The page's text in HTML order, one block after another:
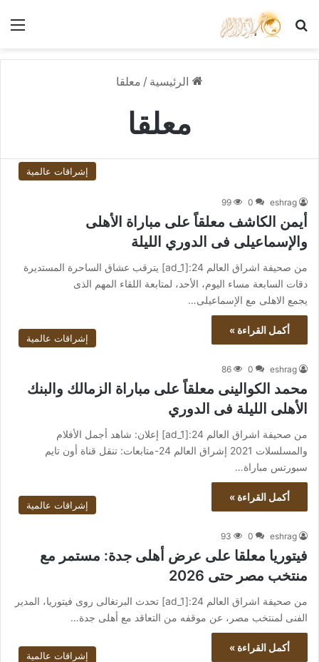
بحث عن
الرئيسية / معلقا
معلقا
إشراقات عالمية
eshrag
0
99
أيمن الكاشف معلقاً على مباراة الأهلى
والإسماعيلى فى الدوري الليلة
من صحيفة اشراق العالم 24:[ad_1] يترقب عشاق الساحرة المستديرة
دقات السابعة مساء اليوم، الأحد، لمتابعة اللقاء المهم الذى
يجمع الاهلى مع الإسماعيلى…
أكمل القراءة »
إشراقات عالمية
eshrag
0
86
محمد الكوالينى معلقاً على مباراة الزمالك والبنك
الأهلى الليلة فى الدوري
من صحيفة اشراق العالم 24:[ad_1] إعلان: شاهد أجمل الأفلام
والمسلسلات 2021 إشراق العالم 24-متابعات: تنقل قناة أون تايم
سبورتس مباراة…
أكمل القراءة »
إشراقات عالمية
eshrag
0
93
فيتوريا معلقا على عرض أهلى جدة: مستمر مع
منتخب مصر حتى 2026
من صحيفة اشراق العالم 24:[ad_1] تحدث البرتغالى روى فيتوريا، المدير
الفنى لمنتخب مصر، عن موقفه من التعاقد مع أهلى جدة…
أكمل القراءة »
إشراقات عالمية